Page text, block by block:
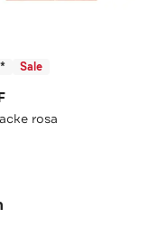
Sale
rosa